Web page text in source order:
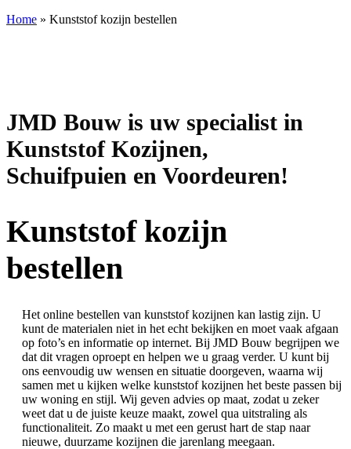
Home » Kunststof kozijn bestellen
JMD Bouw is uw specialist in
Kunststof Kozijnen,
Schuifpuien en Voordeuren!
Kunststof kozijn
bestellen
Het online bestellen van kunststof kozijnen kan lastig zijn. U
kunt de materialen niet in het echt bekijken en moet vaak afgaan
op foto’s en informatie op internet. Bij JMD Bouw begrijpen we
dat dit vragen oproept en helpen we u graag verder. U kunt bij
ons eenvoudig uw wensen en situatie doorgeven, waarna wij
samen met u kijken welke kunststof kozijnen het beste passen bij
uw woning en stijl. Wij geven advies op maat, zodat u zeker
weet dat u de juiste keuze maakt, zowel qua uitstraling als
functionaliteit. Zo maakt u met een gerust hart de stap naar
nieuwe, duurzame kozijnen die jarenlang meegaan.